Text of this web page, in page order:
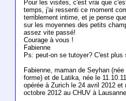
Pour les visites, c'est vrai que
temps, j'ai ressenti ce moment
terriblement intime, et je pense
sur les moyennes des petits
assez vite passé!
Courage à vous !
Fabienne
Ps: peut-on se tutoyer? C'est plus
Fabienne, maman de Seyhan
forme) et de Latika, née le
opérée à Zurich le 24 avril 2012 et
octobre 2012 au CHUV à